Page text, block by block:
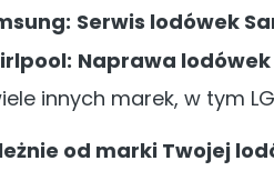
Serwis lodówek
Naprawa
innych marek, w tym
od marki Twojej